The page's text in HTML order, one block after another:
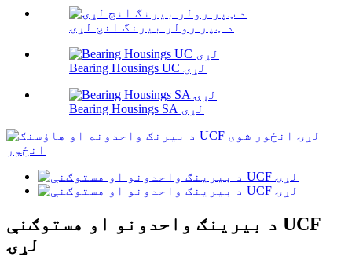
د ټپر رولر بیرنگ انچ لړۍ
Bearing Housings UC لړۍ
Bearing Housings SA لړۍ
د بیرینګ واحدونو او هستوګنې UCF
لړۍ